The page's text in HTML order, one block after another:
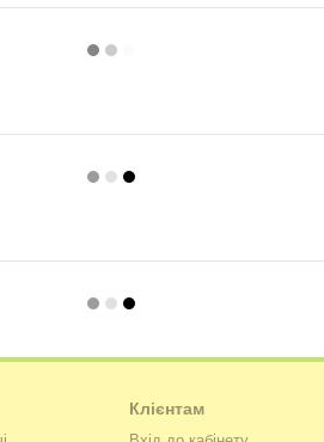
Клієнтам